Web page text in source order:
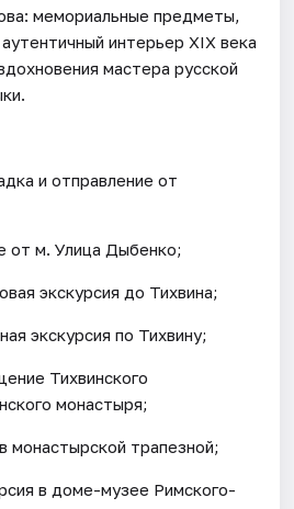
мемориальные предметы,
интерьер XIX века
мастера русской
и отправление от
от м. Улица Дыбенко;
экскурсия до Тихвина;
экскурсия по Тихвину;
Тихвинского
монастыря;
трапезной;
в доме-музее Римского-